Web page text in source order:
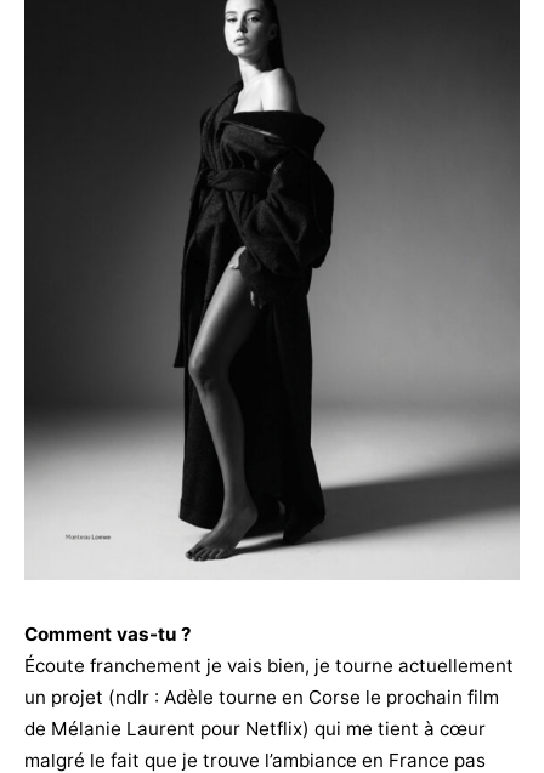
Comment vas-tu ?
Écoute franchement je vais bien, je tourne actuellement
un projet (ndlr : Adèle tourne en Corse le prochain film
de Mélanie Laurent pour Netflix) qui me tient à cœur
malgré le fait que je trouve l’ambiance en France pas